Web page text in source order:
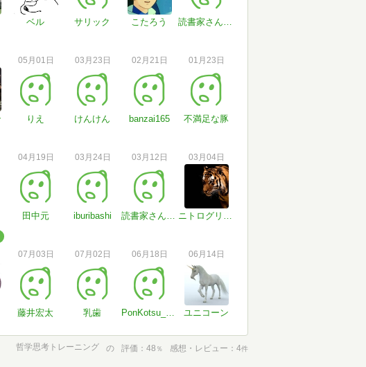
ベル サリック こたろう 読書家さん#IgBCzP
05月01日
りえ
03月23日
けんけん
02月21日
banzai165
01月23日
不満足な豚
04月19日
田中元
03月24日
iburibashi
03月12日
読書家さん#tTVsC0
03月04日
ニトログリセリン
07月03日
藤井宏太
07月02日
乳歯
06月18日
PonKotsu_book tips
06月14日
ユニコーン
哲学思考トレーニング の 評価 48 ％ 感想・レビュー 4件